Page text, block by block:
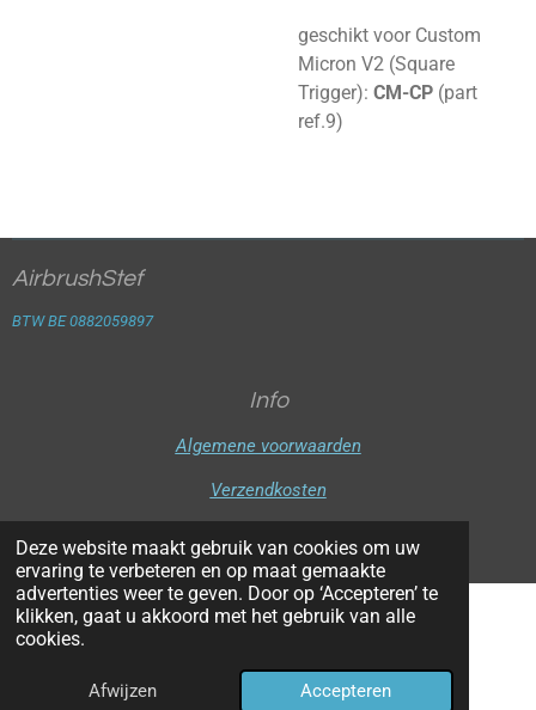
Deze website maakt gebruik van cookies om uw
ervaring te verbeteren en op maat gemaakte
advertenties weer te geven. Door op ‘Accepteren’ te
klikken, gaat u akkoord met het gebruik van alle
cookies.
Afwijzen Accepteren
geschikt voor Custom
Micron V2 (Square
Trigger): CM-CP (part
ref.9)
AirbrushStef
BTW BE 0882059897
Info
Algemene voorwaarden
Verzendkosten
© 2025 - 2026 Airbrush Stef